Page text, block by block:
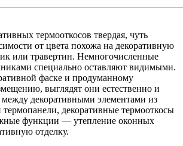
термооткосов твердая, чуть
от цвета похожа на декоративную
или травертин. Немногочисленные
специально оставляют видимыми.
фаске и продуманному
выглядят они естественно и
декоративными элементами из
декоративные термооткосы
функции — утепление оконных
отделку.